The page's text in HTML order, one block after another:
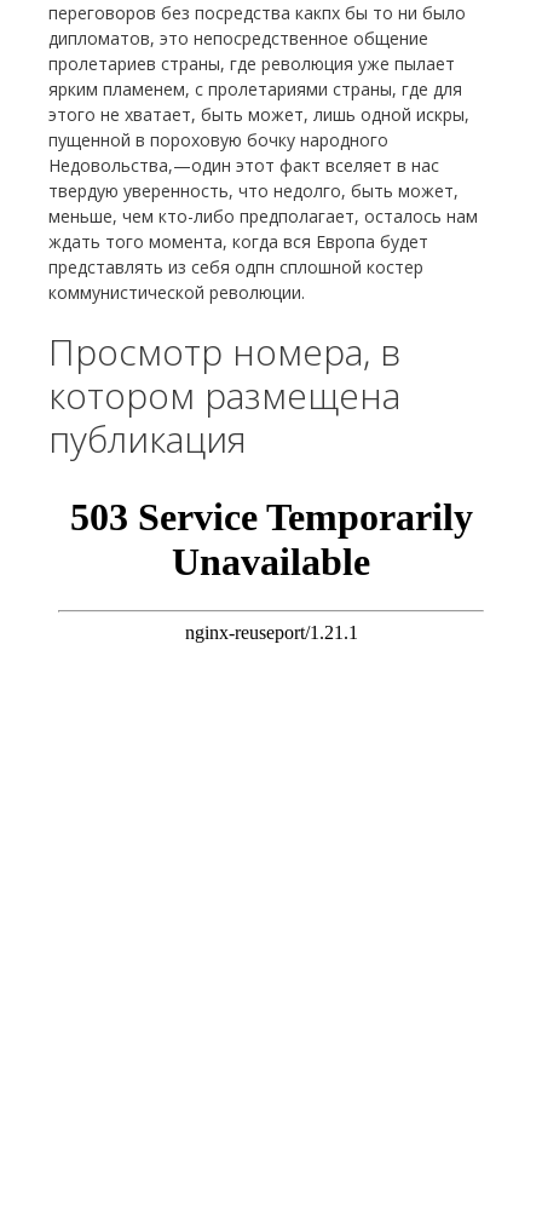
переговоров без посредства какпх бы то ни было
дипломатов, это непосредственное общение
пролетариев страны, где революция уже пылает
ярким пламенем, с пролетариями страны, где для
этого не хватает, быть может, лишь одной искры,
пущенной в пороховую бочку народного
Недовольства,—один этот факт вселяет в нас
твердую уверенность, что недолго, быть может,
меньше, чем кто-либо предполагает, осталось нам
ждать того момента, когда вся Европа будет
представлять из себя одпн сплошной костер
коммунистической революции.
Просмотр номера, в
котором размещена
публикация